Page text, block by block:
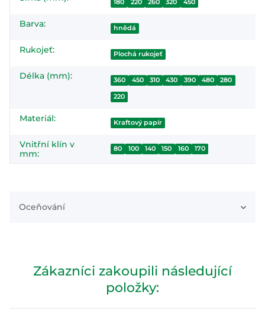
180 220 260 320 450
Barva: hnědá
Rukojeť: Plochá rukojeť
Délka (mm): 360 450 310 430 390 480 280
220
Materiál: Kraftový papír
Vnitřní klín v
mm:
80 100 140 150 160 170
Oceňování
Zákazníci zakoupili následující
položky: